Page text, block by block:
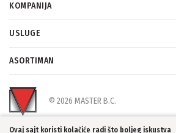
KOMPANIJA
USLUGE
ASORTIMAN
© 2026 MASTER B.C.
Ovaj sajt koristi kolačiće radi što boljeg iskustva